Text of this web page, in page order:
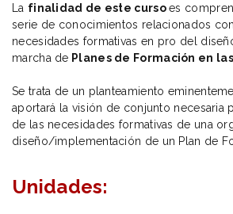
La finalidad de este cursoes
serie de conocimientos relacionados
necesidades formativas en pro del
marcha de Planes de Formación en
Se trata de un planteamiento
aportará la visión de conjunto necesaria
de las necesidades formativas de una
diseño/implementación de un Plan de
Unidades: